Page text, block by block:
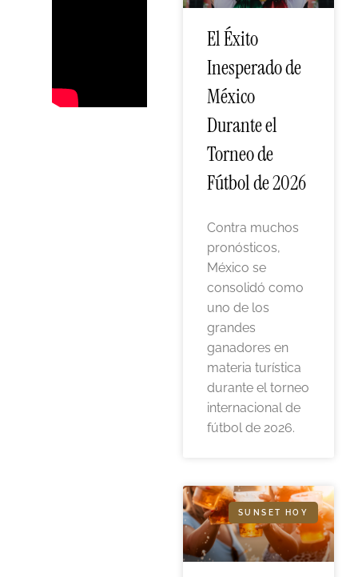
El Éxito
Inesperado de
México
Durante el
Torneo de
Fútbol de 2026
Contra muchos
pronósticos,
México se
consolidó como
uno de los
grandes
ganadores en
materia turística
durante el torneo
internacional de
fútbol de 2026.
SUNSET HOY